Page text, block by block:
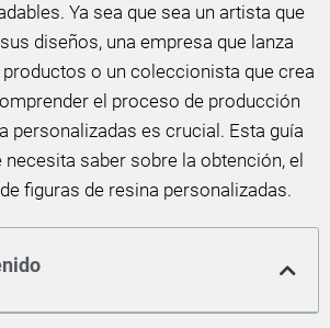
Ya sea que sea un artista que
diseños, una empresa que lanza
productos o un coleccionista que crea
el proceso de producción
personalizadas es crucial. Esta guía
saber sobre la obtención, el
figuras de resina personalizadas.